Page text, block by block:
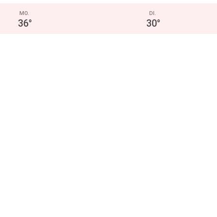
MO.
36°
DI.
30°